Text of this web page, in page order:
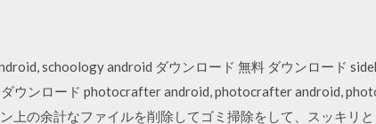
schoology android ダウンロード 無料 ダウンロード
ウンロード photocrafter android, photocrafter android,
上の余計なファイルを削除してゴミ掃除をして、スッキリ